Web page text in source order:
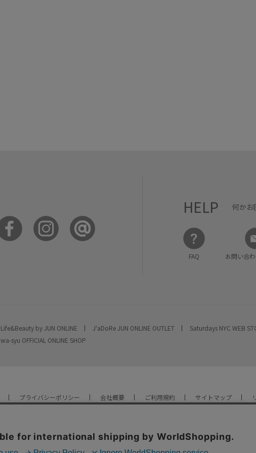
HELP 何かお
FAQ お問い合
Life&Beauty by JUN ONLINE J'aDoRe JUN ONLINE OUTLET Saturdays NYC WEB
wa-syu OFFICIAL ONLINE SHOP
プライバシーポリシー 会社概要 ご利用規約 サイトマップ